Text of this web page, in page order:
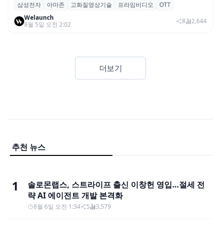
삼성전자·아마존, 프라임 비디오에 ‘HDR10+
어드밴스드’ 적용
삼성전자 아마존 고화질영상기술 프라임비디오
OTT
Welaunch
8월 5일 오전 2:02
8 2,644
더보기
추천 뉴스
1
솔로몬랩스, 스트라이프 출신 이창헌 영입…절세 전
략 AI 에이전트 개발 본격화
8월 6일 오전 1:34 5 3,579